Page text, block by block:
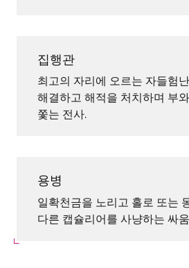
집행관
최고의 자리에 오르는 자들험
해결하고 해적을 처치하며 부
쫓는 전사.
용병
일확천금을 노리고 홀로 또는
다른 캡슐리어를 사냥하는 싸